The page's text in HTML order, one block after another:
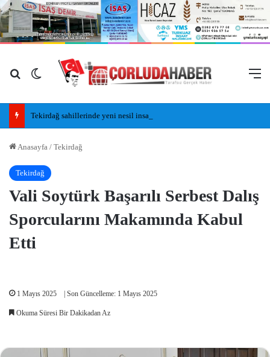
Arama yap ...
Dış görünümü değiştir
Anasayfa / Tekirdağ
Tekirdağ
Vali Soytürk Başarılı Serbest Dalış
Sporcularını Makamında Kabul
Etti
1 Mayıs 2025 | Son Güncelleme: 1 Mayıs 2025
Okuma Süresi Bir Dakikadan Az